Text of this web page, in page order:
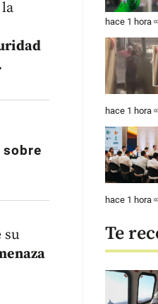
su
hace 1 hora
hace 1 hora
hace 1 hora
Te